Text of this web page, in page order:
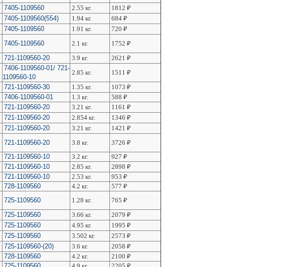
7405-1109560 2.55 кг. 1812 ₽
7405-1109560(554) 1.94 кг. 684 ₽
7405-1109560 1.91 кг. 720 ₽
7405-1109560 2.1 кг. 1752 ₽
721-1109560-20 3.9 кг. 2621 ₽
7406-1109560-01/ 721-
1109560-10
2.85 кг. 1511 ₽
721-1109560-30 1.35 кг. 1073 ₽
7406-1109560-01 1.3 кг. 588 ₽
721-1109560-20 3.21 кг. 1161 ₽
721-1109560-20 2.854 кг. 1346 ₽
721-1109560-20 3.21 кг. 1421 ₽
721-1109560-20 3.8 кг. 3726 ₽
721-1109560-10 3.2 кг. 927 ₽
721-1109560-10 2.85 кг. 2898 ₽
721-1109560-10 2.53 кг. 953 ₽
728-1109560 4.2 кг. 577 ₽
725-1109560 1.28 кг. 765 ₽
725-1109560 3.66 кг. 2079 ₽
725-1109560 4.95 кг. 1995 ₽
725-1109560 3.502 кг. 2573 ₽
725-1109560-(20) 3.6 кг. 2058 ₽
728-1109560 4.2 кг. 2100 ₽